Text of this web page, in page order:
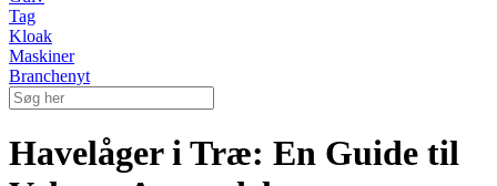
Tag
Kloak
Maskiner
Branchenyt
Havelåger i Træ: En Guide til